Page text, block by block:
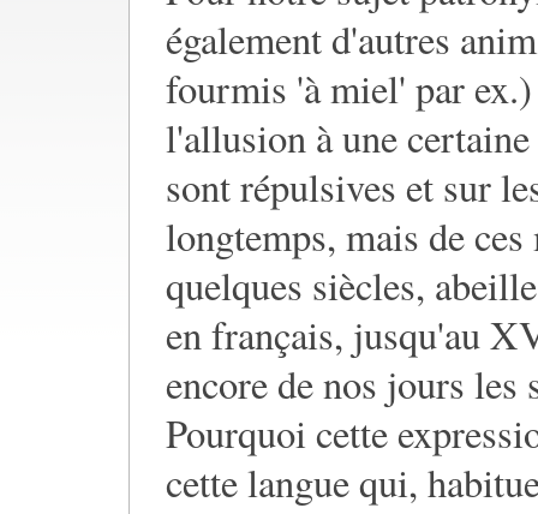
également d'autres
fourmis 'à miel' par
l'allusion à une
sont répulsives et sur
longtemps, mais de
quelques siècles,
en français, jusqu'au
encore de nos jours
Pourquoi cette
cette langue qui,